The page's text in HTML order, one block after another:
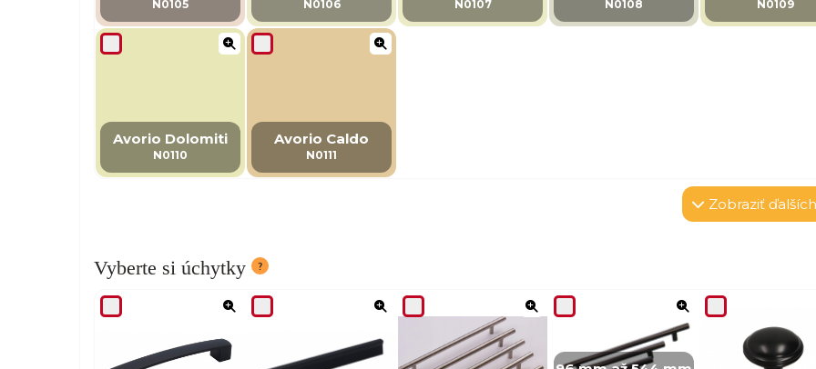
N0105 N0106 N0107 N0108 N0109
Avorio Dolomiti
N0110
Avorio Caldo
N0111
Zobraziť
Vyberte si úchytky